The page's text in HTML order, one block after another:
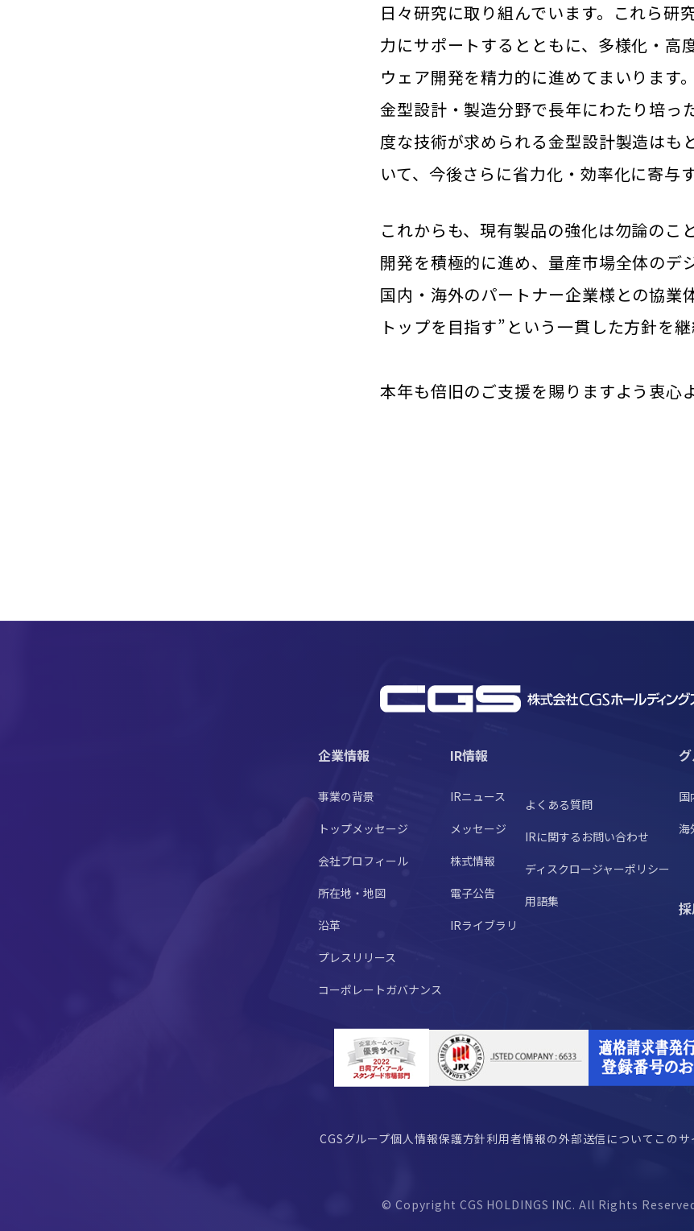
日々研究に取り組んでいます。これら研
力にサポートするとともに、多様化・高
ウェア開発を精力的に進めてまいります。
金型設計・製造分野で長年にわたり培っ
度な技術が求められる金型設計製造はも
いて、今後さらに省力化・効率化に寄与
これからも、現有製品の強化は勿論のこ
開発を積極的に進め、量産市場全体のデ
国内・海外のパートナー企業様との協業
トップを目指す”という一貫した方針を継
本年も倍旧のご支援を賜りますよう衷心
企業情報
事業の背景
トップメッセージ
会社プロフィール
所在地・地図
沿革
プレスリリース
コーポレートガバナンス
IR情報
IRニュース
メッセージ
株式情報
電子公告
IRライブラリ
よくある質問
IRに関するお問い合わせ
ディスクロージャーポリシー
用語集
国
海
CGSグループ個人情報保護方針利用者情報の外部送信について この
© Copyright CGS HOLDINGS INC. All Rights